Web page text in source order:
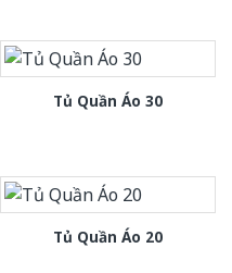
Tủ Quần Áo 30
Tủ Quần Áo 20